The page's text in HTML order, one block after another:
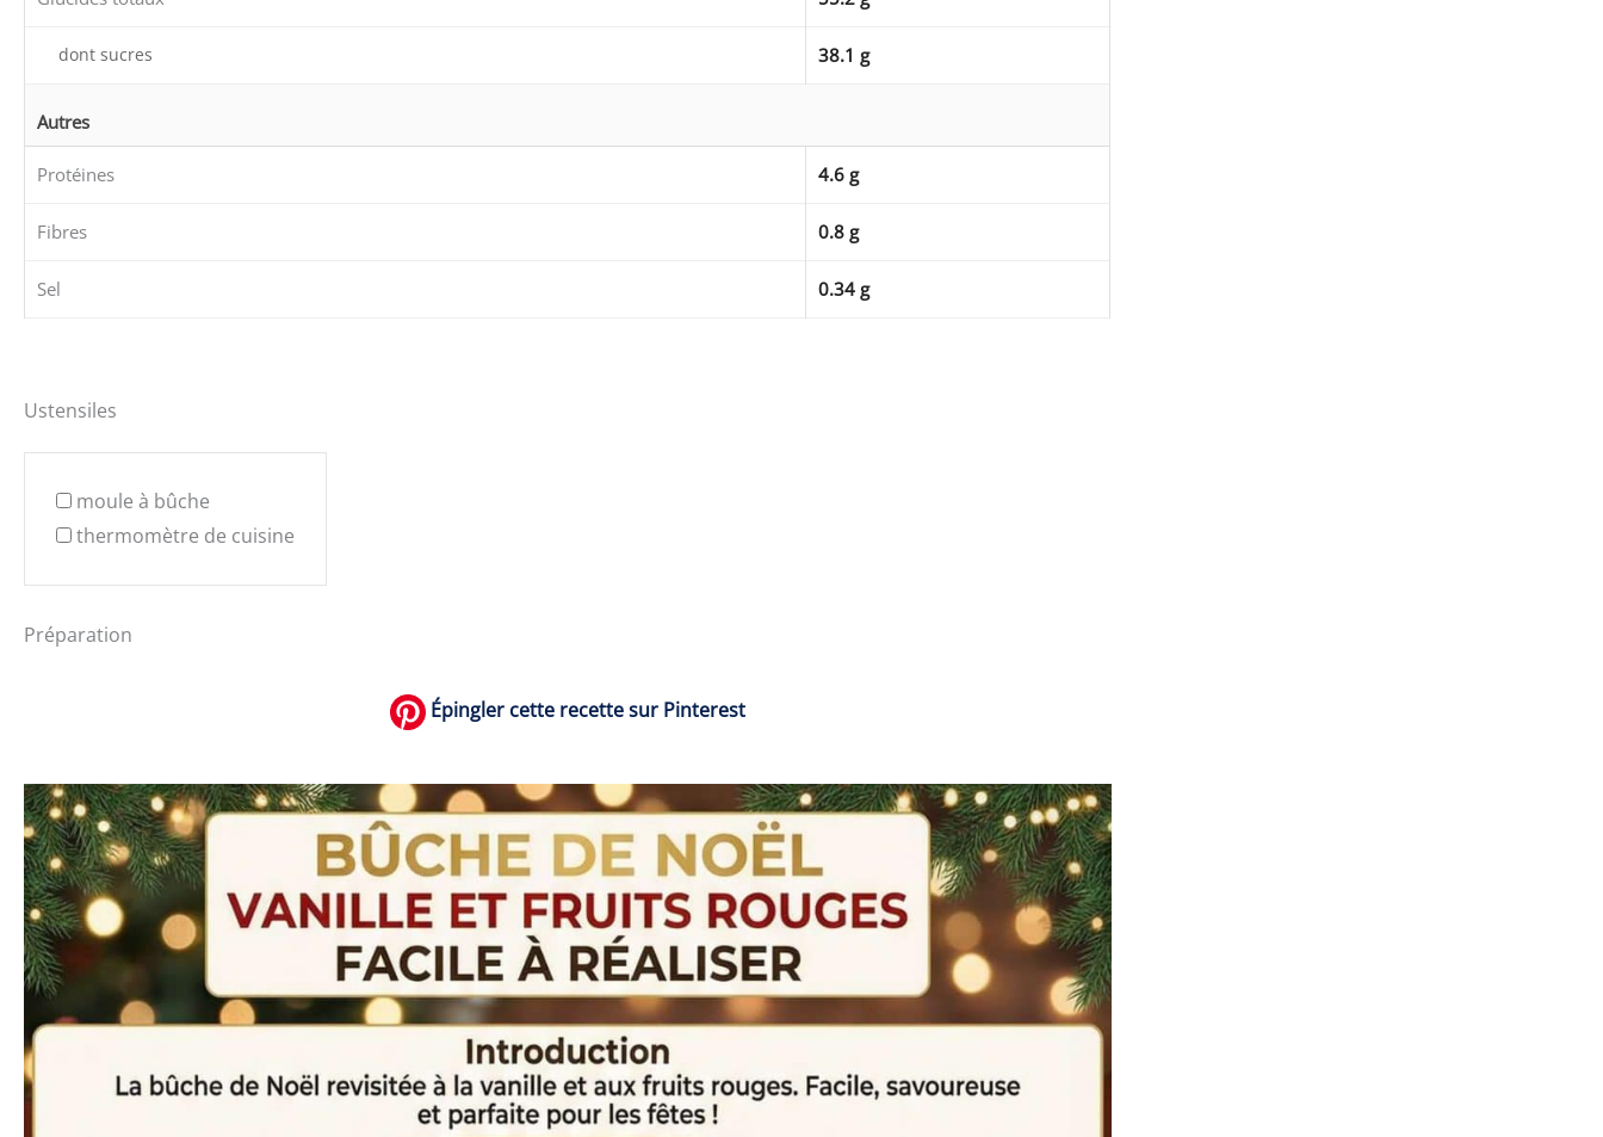
dont sucres 38.1 g
Autres
Protéines 4.6 g
Fibres 0.8 g
Sel 0.34 g
Ustensiles
moule à bûche
thermomètre de cuisine
Préparation
Épingler cette recette sur Pinterest